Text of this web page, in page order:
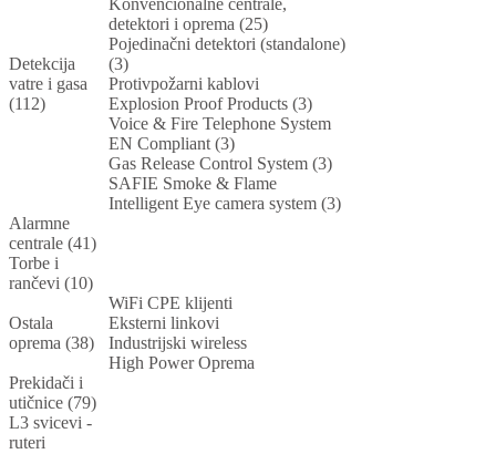
Detekcija
vatre i gasa
(112)
Konvencionalne centrale,
detektori i oprema (25)
Pojedinačni detektori (standalone)
(3)
Protivpožarni kablovi
Explosion Proof Products (3)
Voice & Fire Telephone System
EN Compliant (3)
Gas Release Control System (3)
SAFIE Smoke & Flame
Intelligent Eye camera system (3)
Alarmne
centrale (41)
Torbe i
rančevi (10)
Ostala
oprema (38)
WiFi CPE klijenti
Eksterni linkovi
Industrijski wireless
High Power Oprema
Prekidači i
utičnice (79)
L3 svicevi -
ruteri